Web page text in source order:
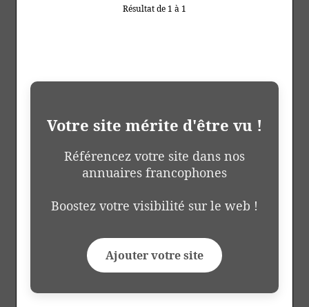
Résultat de 1 à 1
Votre site mérite d'être vu !
Référencez votre site dans nos
annuaires francophones
Boostez votre visibilité sur le web !
Ajouter votre site